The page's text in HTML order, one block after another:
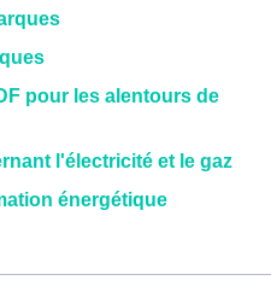
pour les alentours de
l'électricité et le gaz
énergétique